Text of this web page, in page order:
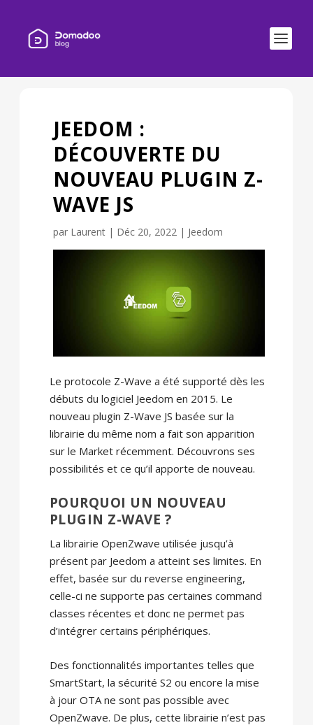
JEEDOM :
DÉCOUVERTE DU
NOUVEAU PLUGIN Z-
WAVE JS
par Laurent| Déc 20, 2022| Jeedom
Le protocole Z-Wave a été supporté dès les
débuts du logiciel Jeedom en 2015. Le
nouveau plugin Z-Wave JS basée sur la
librairie du même nom a fait son apparition
sur le Market récemment. Découvrons ses
possibilités et ce qu’il apporte de nouveau.
POURQUOI UN NOUVEAU
PLUGIN Z-WAVE ?
La librairie OpenZwave utilisée jusqu’à
présent par Jeedom a atteint ses limites. En
effet, basée sur du reverse engineering,
celle-ci ne supporte pas certaines command
classes récentes et donc ne permet pas
d’intégrer certains périphériques.
Des fonctionnalités importantes telles que
SmartStart, la sécurité S2 ou encore la mise
à jour OTA ne sont pas possible avec
OpenZwave. De plus, cette librairie n’est pas